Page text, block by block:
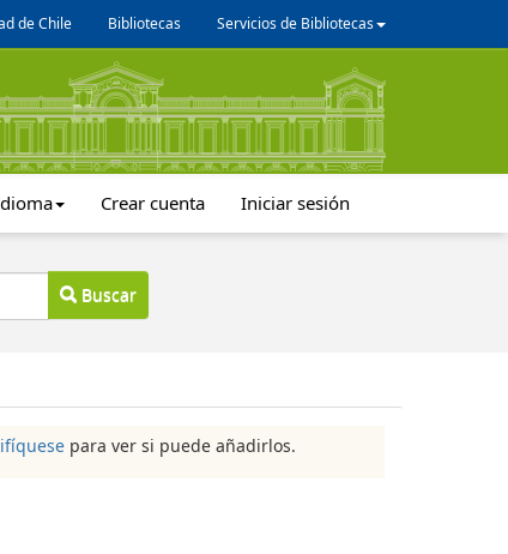
de Chile Bibliotecas Servicios de Bibliotecas
Crear cuenta Iniciar sesión
Buscar
para ver si puede añadirlos.